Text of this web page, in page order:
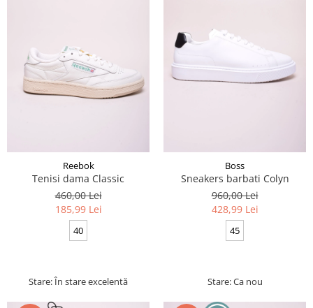
Reebok
Tenisi dama Classic
460,00 Lei
185,99 Lei
40
Stare: În stare excelentă
Boss
Sneakers barbati Colyn
960,00 Lei
428,99 Lei
45
Stare: Ca nou